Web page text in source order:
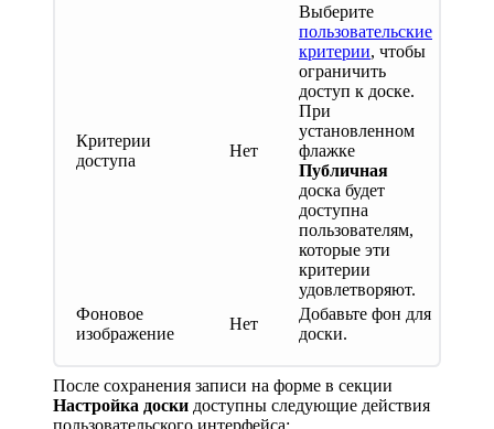
Критерии
доступа
Нет
Выберите
пользовательские
критерии, чтобы
ограничить
доступ к доске.
При
установленном
флажке
Публичная
доска будет
доступна
пользователям,
которые эти
критерии
удовлетворяют.
Фоновое
изображение
Нет
Добавьте фон для
доски.
После сохранения записи на форме в секции
Настройка доски доступны следующие действия
пользовательского интерфейса: